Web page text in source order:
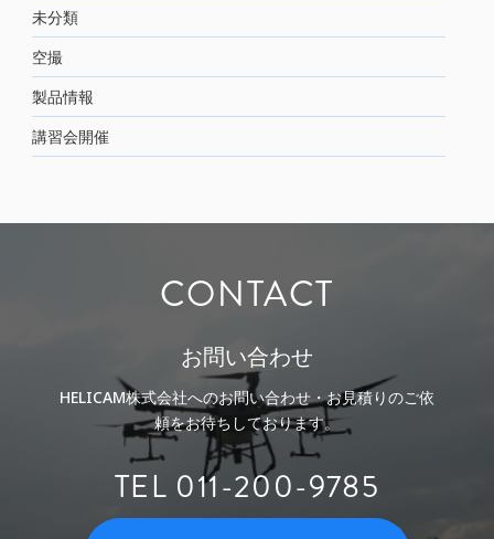
未分類
空撮
製品情報
講習会開催
CONTACT
お問い合わせ
HELICAM株式会社へのお問い合わせ・お見積りのご依
頼をお待ちしております。
TEL 011-200-9785